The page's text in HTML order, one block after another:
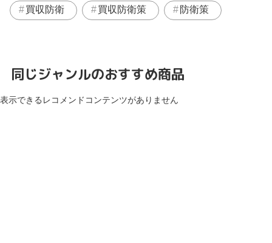
買収防衛 買収防衛策 防衛策
同じジャンルのおすすめ商品
表示できるレコメンドコンテンツがありません